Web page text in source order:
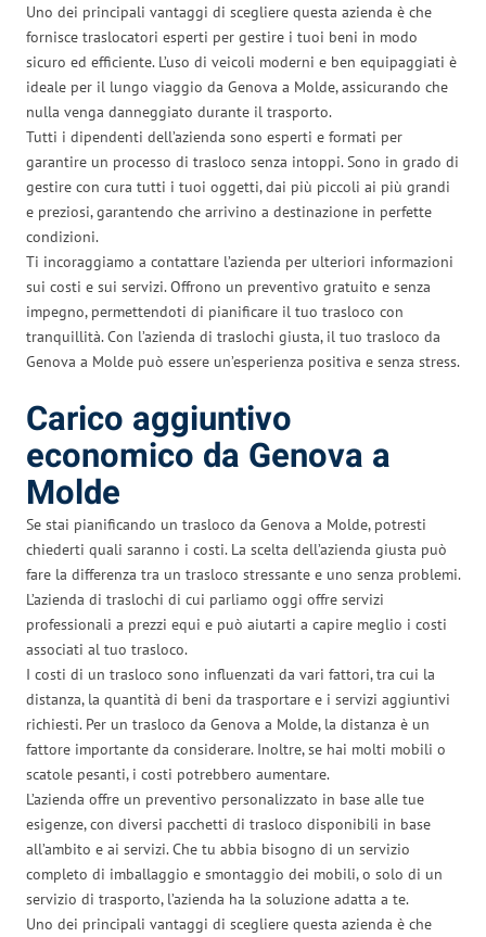
Uno dei principali vantaggi di scegliere questa azienda è che
fornisce traslocatori esperti per gestire i tuoi beni in modo
sicuro ed efficiente. L’uso di veicoli moderni e ben equipaggiati è
ideale per il lungo viaggio da Genova a Molde, assicurando che
nulla venga danneggiato durante il trasporto.
Tutti i dipendenti dell’azienda sono esperti e formati per
garantire un processo di trasloco senza intoppi. Sono in grado di
gestire con cura tutti i tuoi oggetti, dai più piccoli ai più grandi
e preziosi, garantendo che arrivino a destinazione in perfette
condizioni.
Ti incoraggiamo a contattare l’azienda per ulteriori informazioni
sui costi e sui servizi. Offrono un preventivo gratuito e senza
impegno, permettendoti di pianificare il tuo trasloco con
tranquillità. Con l’azienda di traslochi giusta, il tuo trasloco da
Genova a Molde può essere un’esperienza positiva e senza stress.
Carico aggiuntivo
economico da Genova a
Molde
Se stai pianificando un trasloco da Genova a Molde, potresti
chiederti quali saranno i costi. La scelta dell’azienda giusta può
fare la differenza tra un trasloco stressante e uno senza problemi.
L’azienda di traslochi di cui parliamo oggi offre servizi
professionali a prezzi equi e può aiutarti a capire meglio i costi
associati al tuo trasloco.
I costi di un trasloco sono influenzati da vari fattori, tra cui la
distanza, la quantità di beni da trasportare e i servizi aggiuntivi
richiesti. Per un trasloco da Genova a Molde, la distanza è un
fattore importante da considerare. Inoltre, se hai molti mobili o
scatole pesanti, i costi potrebbero aumentare.
L’azienda offre un preventivo personalizzato in base alle tue
esigenze, con diversi pacchetti di trasloco disponibili in base
all’ambito e ai servizi. Che tu abbia bisogno di un servizio
completo di imballaggio e smontaggio dei mobili, o solo di un
servizio di trasporto, l’azienda ha la soluzione adatta a te.
Uno dei principali vantaggi di scegliere questa azienda è che